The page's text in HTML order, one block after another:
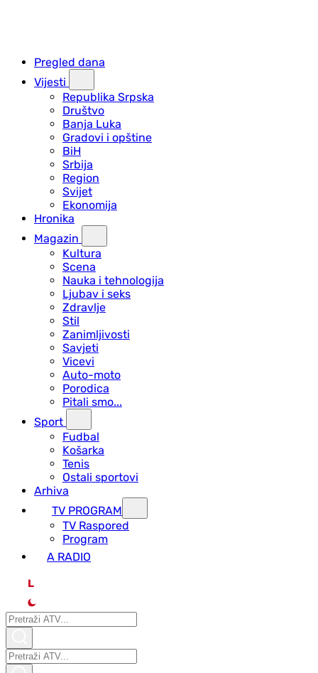
Pregled dana
Vijesti
Republika Srpska
Društvo
Banja Luka
Gradovi i opštine
BiH
Srbija
Region
Svijet
Ekonomija
Hronika
Magazin
Kultura
Scena
Nauka i tehnologija
Ljubav i seks
Zdravlje
Stil
Zanimljivosti
Savjeti
Vicevi
Auto-moto
Porodica
Pitali smo...
Sport
Fudbal
Košarka
Tenis
Ostali sportovi
Arhiva
TV PROGRAM
ТV Raspored
Program
A RADIO
L